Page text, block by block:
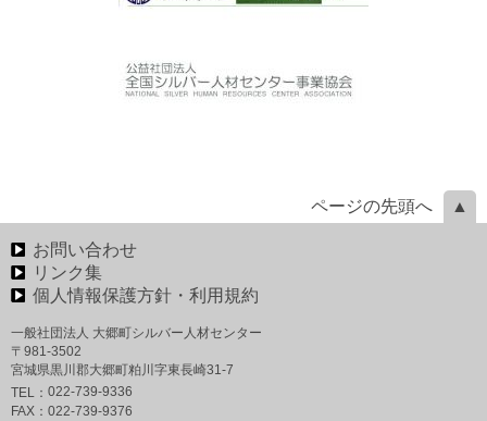
ページの先頭へ
お問い合わせ
リンク集
個人情報保護方針・利用規約
一般社団法人 大郷町シルバー人材センター
〒981-3502
宮城県黒川郡大郷町粕川字東長崎31-7
TEL： 022-739-9336
FAX： 022-739-9376